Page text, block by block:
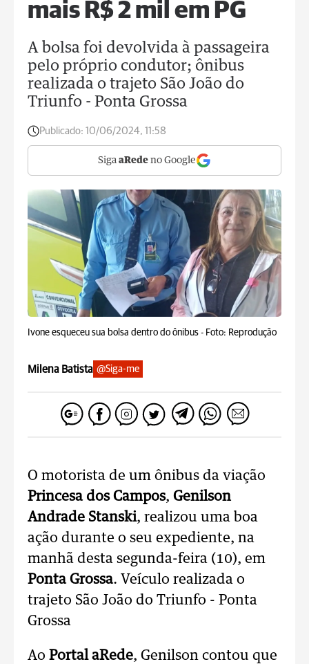
mais R$ 2 mil em PG
A bolsa foi devolvida à passageira
pelo próprio condutor; ônibus
realizada o trajeto São João do
Triunfo - Ponta Grossa
Publicado: 10/06/2024, 11:58
Siga aRede no Google
Ivone esqueceu sua bolsa dentro do ônibus - Foto: Reprodução
Milena Batista @Siga-me
O motorista de um ônibus da viação
Princesa dos Campos, Genilson
Andrade Stanski, realizou uma boa
ação durante o seu expediente, na
manhã desta segunda-feira (10), em
Ponta Grossa. Veículo realizada o
trajeto São João do Triunfo - Ponta
Grossa
Ao Portal aRede, Genilson contou que